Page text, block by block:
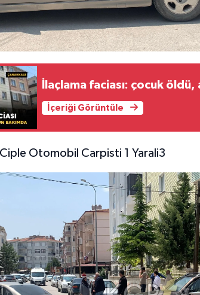
İlaçlama faciası: çocuk
İçeriği Görüntüle